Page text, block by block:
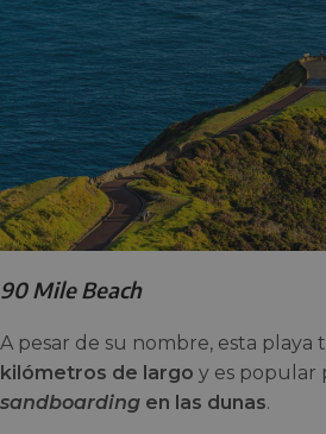
90 Mile Beach
A pesar de su nombre, esta playa
kilómetros de largo y es popular
sandboarding en las dunas.